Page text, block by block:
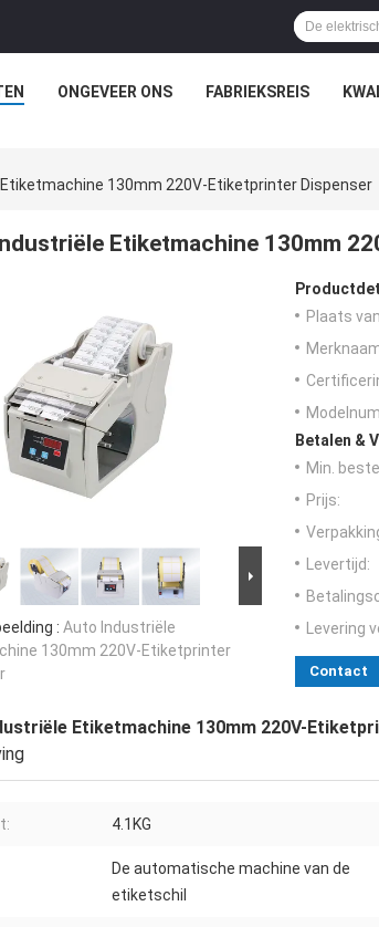
ONGEVEER ONS FABRIEKSREIS
130mm 220V-Etiketprinter Dispenser
Etiketmachine 130mm
: Auto Industriële
130mm 220V-Etiketprinter
Plaats
Betalen &
Min.
Prijs:
Levertijd:
Levering
Contact
Etiketmachine 130mm 220V-
4.1KG
De automatische machine van de
etiketschil